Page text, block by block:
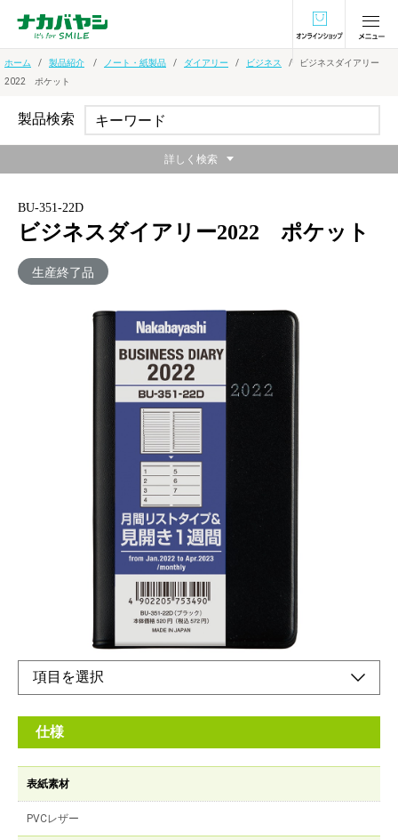
オンラインショ
ホーム 製品紹介 ノート・紙製品 ダイアリー ビジネス
ビジネスダイアリー
2022 ポケット
BU-351-22D
ビジネスダイアリー2022 ポケット
生産終了品
ビジネスユースに最適な、ベーシックなデザイン
の手帳です。
+ 税
コンパクトな見開き1週間タイプ
仕様
表紙素材
PVCレザー
製品検索
詳しく検索